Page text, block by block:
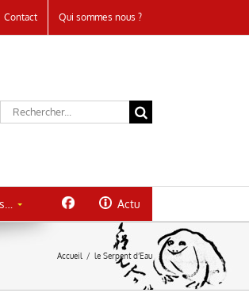
Contact Qui sommes nous ?
Rechercher:
Actu
Accueil / le Serpent d’Eau